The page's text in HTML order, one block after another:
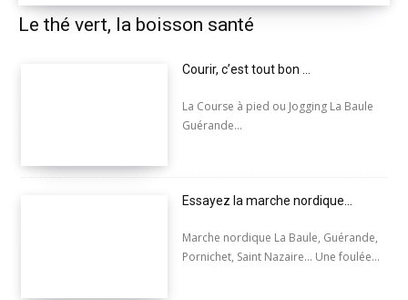
Le thé vert, la boisson santé
Courir, c’est tout bon …
La Course à pied ou Jogging La Baule
Guérande...
Essayez la marche nordique…
Marche nordique La Baule, Guérande,
Pornichet, Saint Nazaire... Une foulée...